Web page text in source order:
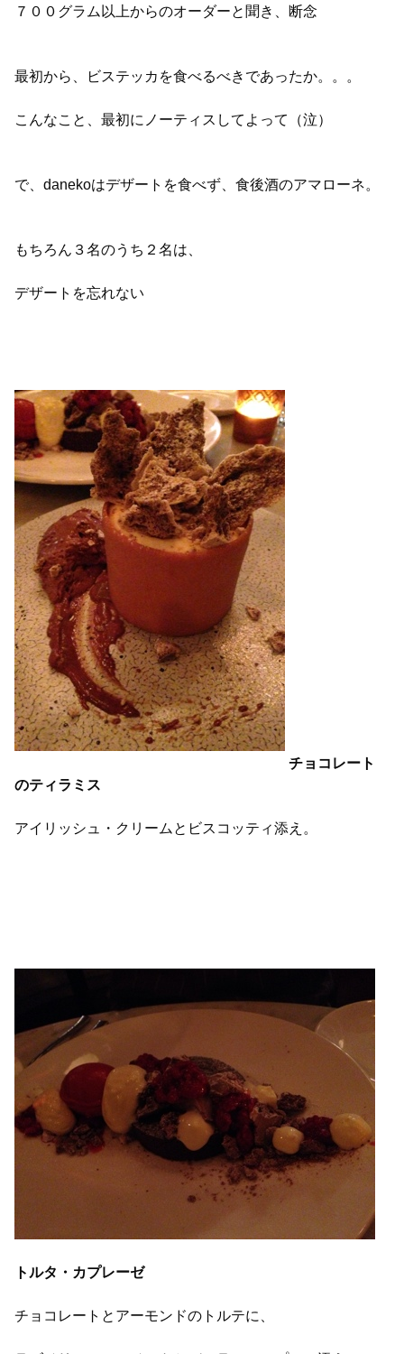
７００グラム以上からのオーダーと聞き、断念
最初から、ビステッカを食べるべきであったか。。。
こんなこと、最初にノーティスしてよって（泣）
で、danekoはデザートを食べず、食後酒のアマローネ。
もちろん３名のうち２名は、
デザートを忘れない
チョコレート
のティラミス
アイリッシュ・クリームとビスコッティ添え。
トルタ・カプレーゼ
チョコレートとアーモンドのトルテに、